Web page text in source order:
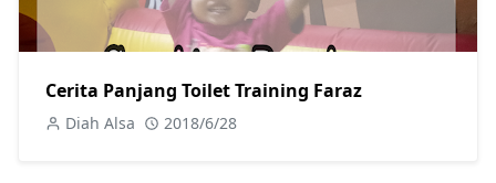
Cerita Panjang Toilet Training Faraz
Diah Alsa 2018/6/28